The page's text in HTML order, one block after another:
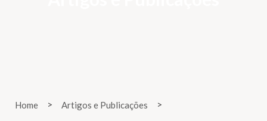
Home > Artigos e Publicações >